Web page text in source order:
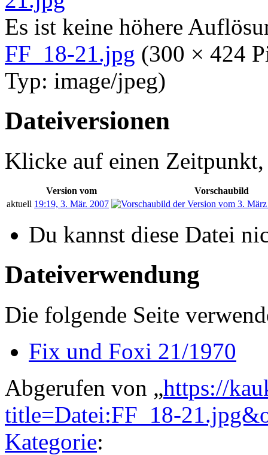
Es ist keine höhere
FF_18-21.jpg (300 × 424
Typ: image/jpeg)
Dateiversionen
Klicke auf einen Zeitpunkt,
Version vom
Vorschaubild
aktuell 19:19, 3. Mär. 2007
Du kannst diese Datei
Dateiverwendung
Die folgende Seite
Fix und Foxi 21/1970
Abgerufen von „https://
title=Datei:FF_18-
Kategorie: